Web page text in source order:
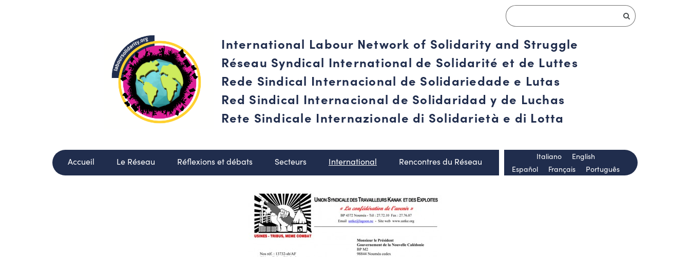
International Labour Network of Solidarity and Struggle
Réseau Syndical International de Solidarité et de Luttes
Rede Sindical Internacional de Solidariedade e Lutas
Red Sindical Internacional de Solidaridad y de Luchas
Rete Sindicale Internazionale di Solidarietà e di Lotta
Accueil Le Réseau Réflexions et débats Secteurs International Rencontres du Réseau
Español Français Português
Italiano English